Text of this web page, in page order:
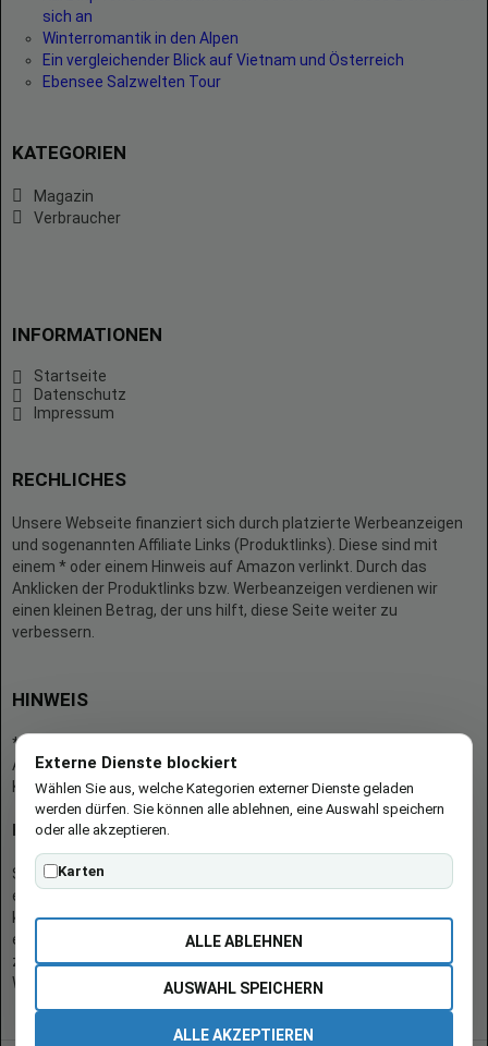
sich an
Winterromantik in den Alpen
Ein vergleichender Blick auf Vietnam und Österreich
Ebensee Salzwelten Tour
KATEGORIEN
Magazin
Verbraucher
INFORMATIONEN
Startseite
Datenschutz
Impressum
RECHLICHES
Unsere Webseite finanziert sich durch platzierte Werbeanzeigen
und sogenannten Affiliate Links (Produktlinks). Diese sind mit
einem * oder einem Hinweis auf Amazon verlinkt. Durch das
Anklicken der Produktlinks bzw. Werbeanzeigen verdienen wir
einen kleinen Betrag, der uns hilft, diese Seite weiter zu
verbessern.
HINWEIS
* = Afilliate-Link (=Werbung)
Als Amazon-Partner verdient der Seitenbetreiber an qualifizierten
Käufen.
Hinweis zu Preisen und Verfügbarkeiten
Sofern Produktpreise und Verfügbarkeiten angezeigt werden,
entsprechen diese dem angegebenen Stand (Datum/Uhrzeit) und
können sich auf der verlinkten Seite jederzeit ändern. Für den Kauf
eines Produkts gelten die Angaben zu Preis und Verfügbarkeit, die
zum Kaufzeitpunkt [auf der/den maßgeblichen Amazon-
Website(s)] angezeigt werden.
Externe Dienste blockiert
Wählen Sie aus, welche Kategorien externer Dienste geladen
werden dürfen. Sie können alle ablehnen, eine Auswahl speichern
oder alle akzeptieren.
Karten
ALLE ABLEHNEN
AUSWAHL SPEICHERN
ALLE AKZEPTIEREN